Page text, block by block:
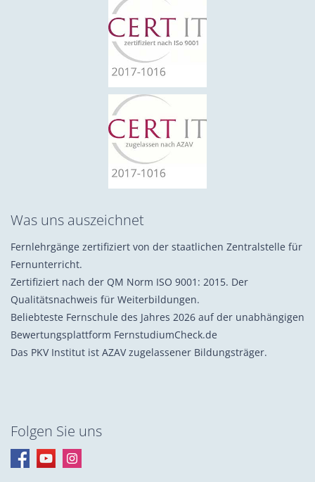
Was uns auszeichnet
Fernlehrgänge zertifiziert von der staatlichen Zentralstelle für
Fernunterricht.
Zertifiziert nach der QM Norm ISO 9001: 2015. Der
Qualitätsnachweis für Weiterbildungen.
Beliebteste Fernschule des Jahres 2026 auf der unabhängigen
Bewertungsplattform FernstudiumCheck.de
Das PKV Institut ist AZAV zugelassener Bildungsträger.
Folgen Sie uns